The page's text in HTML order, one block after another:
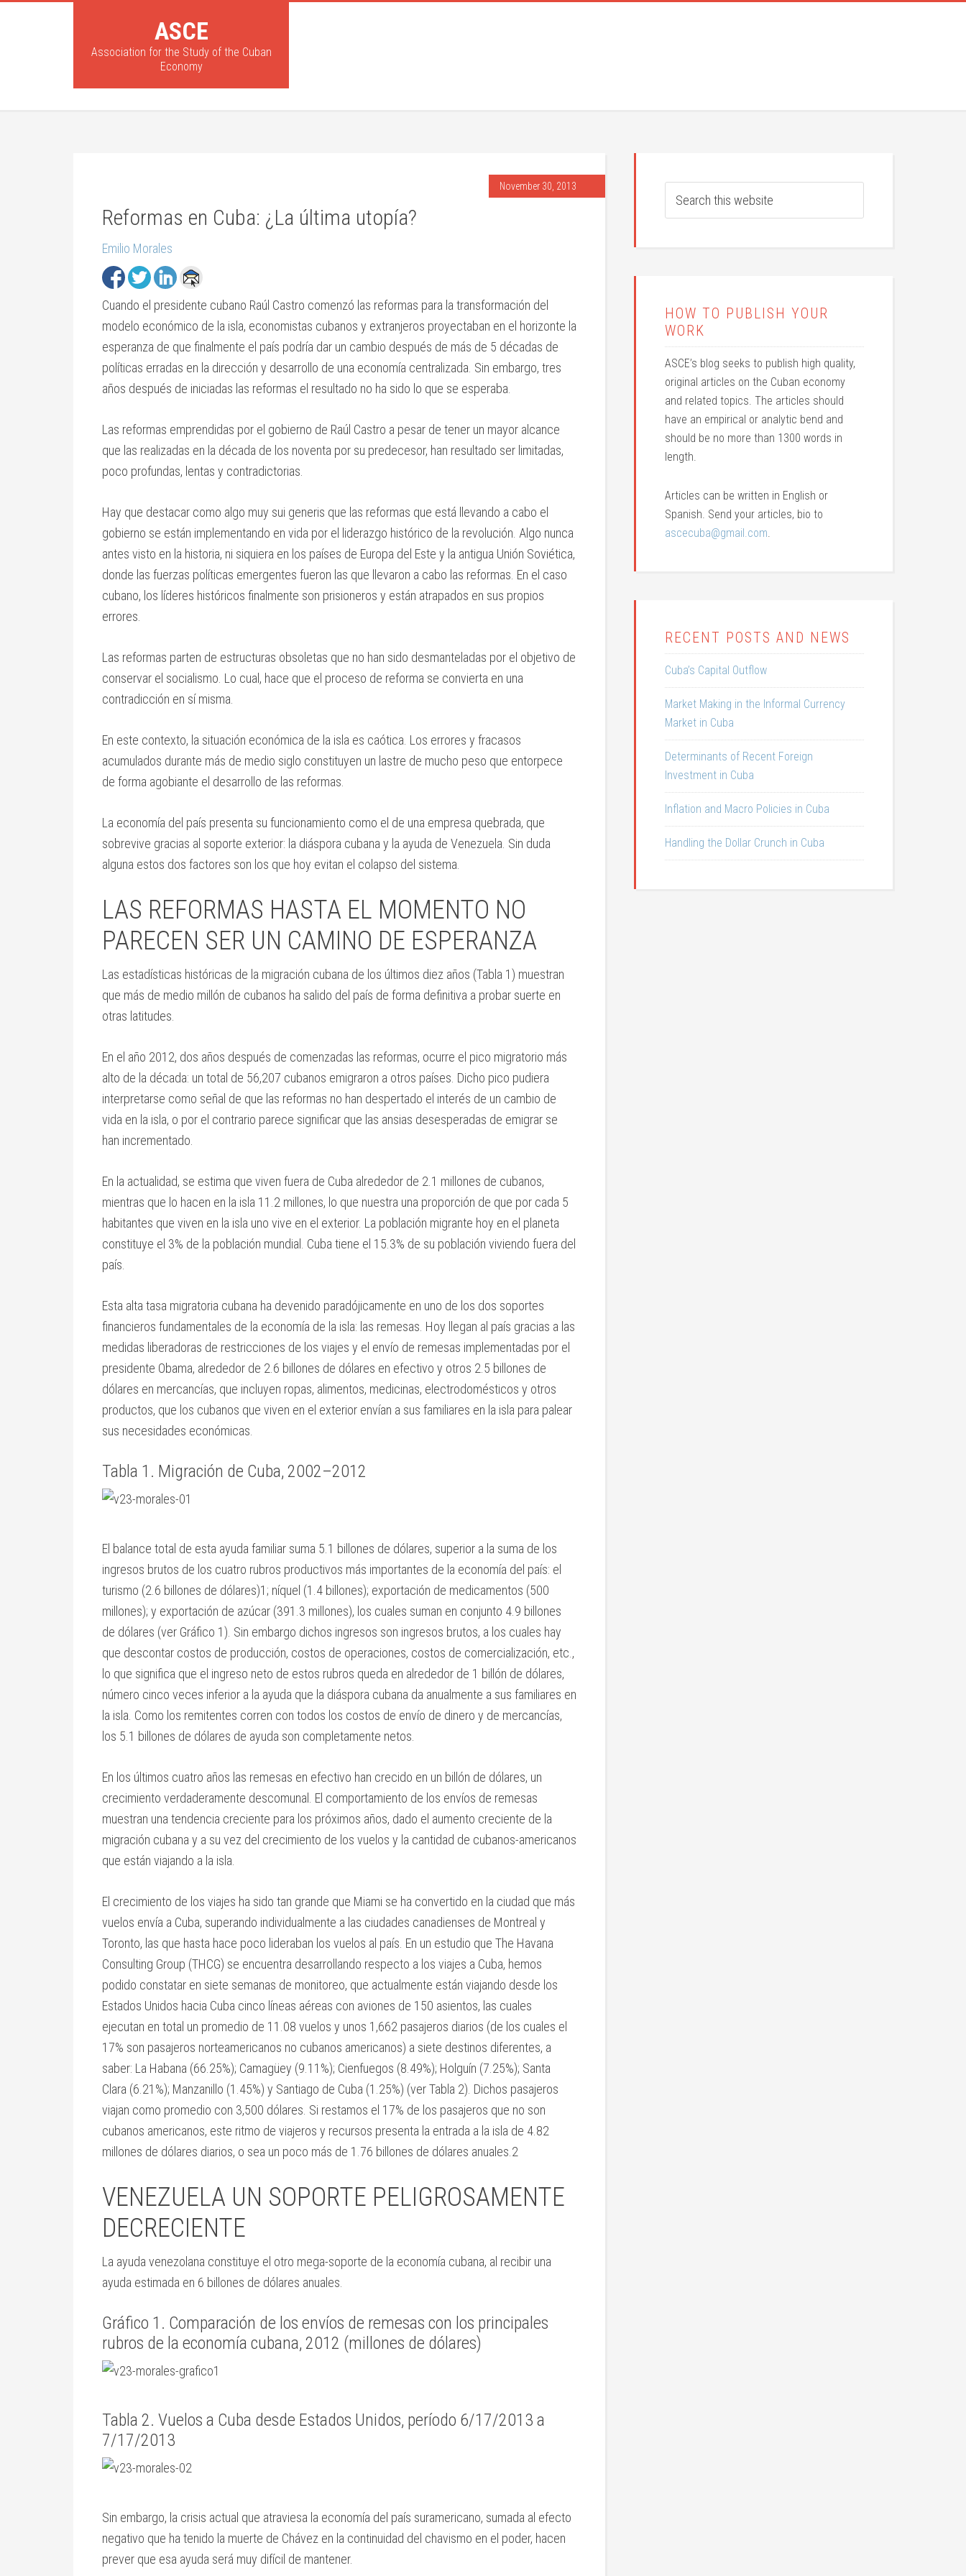
ASCE
Association for the Study of the Cuban
Economy
November 30, 2013
Reformas en Cuba: ¿La última utopía?
Emilio Morales
Cuando el presidente cubano Raúl Castro comenzó las reformas para la transformación del
modelo económico de la isla, economistas cubanos y extranjeros proyectaban en el horizonte la
esperanza de que finalmente el país podría dar un cambio después de más de 5 décadas de
políticas erradas en la dirección y desarrollo de una economía centralizada. Sin embargo, tres
años después de iniciadas las reformas el resultado no ha sido lo que se esperaba.
Las reformas emprendidas por el gobierno de Raúl Castro a pesar de tener un mayor alcance
que las realizadas en la década de los noventa por su predecesor, han resultado ser limitadas,
poco profundas, lentas y contradictorias.
Hay que destacar como algo muy sui generis que las reformas que está llevando a cabo el
gobierno se están implementando en vida por el liderazgo histórico de la revolución. Algo nunca
antes visto en la historia, ni siquiera en los países de Europa del Este y la antigua Unión Soviética,
donde las fuerzas políticas emergentes fueron las que llevaron a cabo las reformas. En el caso
cubano, los líderes históricos finalmente son prisioneros y están atrapados en sus propios
errores.
Las reformas parten de estructuras obsoletas que no han sido desmanteladas por el objetivo de
conservar el socialismo. Lo cual, hace que el proceso de reforma se convierta en una
contradicción en sí misma.
En este contexto, la situación económica de la isla es caótica. Los errores y fracasos
acumulados durante más de medio siglo constituyen un lastre de mucho peso que entorpece
de forma agobiante el desarrollo de las reformas.
La economía del país presenta su funcionamiento como el de una empresa quebrada, que
sobrevive gracias al soporte exterior: la diáspora cubana y la ayuda de Venezuela. Sin duda
alguna estos dos factores son los que hoy evitan el colapso del sistema.
LAS REFORMAS HASTA EL MOMENTO NO
PARECEN SER UN CAMINO DE ESPERANZA
Las estadísticas históricas de la migración cubana de los últimos diez años (Tabla 1) muestran
que más de medio millón de cubanos ha salido del país de forma definitiva a probar suerte en
otras latitudes.
En el año 2012, dos años después de comenzadas las reformas, ocurre el pico migratorio más
alto de la década: un total de 56,207 cubanos emigraron a otros países. Dicho pico pudiera
interpretarse como señal de que las reformas no han despertado el interés de un cambio de
vida en la isla, o por el contrario parece significar que las ansias desesperadas de emigrar se
han incrementado.
En la actualidad, se estima que viven fuera de Cuba alrededor de 2.1 millones de cubanos,
mientras que lo hacen en la isla 11.2 millones, lo que nuestra una proporción de que por cada 5
habitantes que viven en la isla uno vive en el exterior. La población migrante hoy en el planeta
constituye el 3% de la población mundial. Cuba tiene el 15.3% de su población viviendo fuera del
país.
Esta alta tasa migratoria cubana ha devenido paradójicamente en uno de los dos soportes
financieros fundamentales de la economía de la isla: las remesas. Hoy llegan al país gracias a las
medidas liberadoras de restricciones de los viajes y el envío de remesas implementadas por el
presidente Obama, alrededor de 2.6 billones de dólares en efectivo y otros 2.5 billones de
dólares en mercancías, que incluyen ropas, alimentos, medicinas, electrodomésticos y otros
productos, que los cubanos que viven en el exterior envían a sus familiares en la isla para palear
sus necesidades económicas.
Tabla 1. Migración de Cuba, 2002–2012
El balance total de esta ayuda familiar suma 5.1 billones de dólares, superior a la suma de los
ingresos brutos de los cuatro rubros productivos más importantes de la economía del país: el
turismo (2.6 billones de dólares)1; níquel (1.4 billones); exportación de medicamentos (500
millones); y exportación de azúcar (391.3 millones), los cuales suman en conjunto 4.9 billones
de dólares (ver Gráfico 1). Sin embargo dichos ingresos son ingresos brutos, a los cuales hay
que descontar costos de producción, costos de operaciones, costos de comercialización, etc.,
lo que significa que el ingreso neto de estos rubros queda en alrededor de 1 billón de dólares,
número cinco veces inferior a la ayuda que la diáspora cubana da anualmente a sus familiares en
la isla. Como los remitentes corren con todos los costos de envío de dinero y de mercancías,
los 5.1 billones de dólares de ayuda son completamente netos.
En los últimos cuatro años las remesas en efectivo han crecido en un billón de dólares, un
crecimiento verdaderamente descomunal. El comportamiento de los envíos de remesas
muestran una tendencia creciente para los próximos años, dado el aumento creciente de la
migración cubana y a su vez del crecimiento de los vuelos y la cantidad de cubanos-americanos
que están viajando a la isla.
El crecimiento de los viajes ha sido tan grande que Miami se ha convertido en la ciudad que más
vuelos envía a Cuba, superando individualmente a las ciudades canadienses de Montreal y
Toronto, las que hasta hace poco lideraban los vuelos al país. En un estudio que The Havana
Consulting Group (THCG) se encuentra desarrollando respecto a los viajes a Cuba, hemos
podido constatar en siete semanas de monitoreo, que actualmente están viajando desde los
Estados Unidos hacia Cuba cinco líneas aéreas con aviones de 150 asientos, las cuales
ejecutan en total un promedio de 11.08 vuelos y unos 1,662 pasajeros diarios (de los cuales el
17% son pasajeros norteamericanos no cubanos americanos) a siete destinos diferentes, a
saber: La Habana (66.25%); Camagüey (9.11%); Cienfuegos (8.49%); Holguín (7.25%); Santa
Clara (6.21%); Manzanillo (1.45%) y Santiago de Cuba (1.25%) (ver Tabla 2). Dichos pasajeros
viajan como promedio con 3,500 dólares. Si restamos el 17% de los pasajeros que no son
cubanos americanos, este ritmo de viajeros y recursos presenta la entrada a la isla de 4.82
millones de dólares diarios, o sea un poco más de 1.76 billones de dólares anuales.2
VENEZUELA UN SOPORTE PELIGROSAMENTE
DECRECIENTE
La ayuda venezolana constituye el otro mega-soporte de la economía cubana, al recibir una
ayuda estimada en 6 billones de dólares anuales.
Gráfico 1. Comparación de los envíos de remesas con los principales
rubros de la economía cubana, 2012 (millones de dólares)
Tabla 2. Vuelos a Cuba desde Estados Unidos, período 6/17/2013 a
7/17/2013
Sin embargo, la crisis actual que atraviesa la economía del país suramericano, sumada al efecto
negativo que ha tenido la muerte de Chávez en la continuidad del chavismo en el poder, hacen
prever que esa ayuda será muy difícil de mantener.
HOW TO PUBLISH YOUR
WORK
ASCE’s blog seeks to publish high quality,
original articles on the Cuban economy
and related topics. The articles should
have an empirical or analytic bend and
should be no more than 1300 words in
length.
Articles can be written in English or
Spanish. Send your articles, bio to
ascecuba@gmail.com.
RECENT POSTS AND NEWS
Cuba’s Capital Outflow
Market Making in the Informal Currency
Market in Cuba
Determinants of Recent Foreign
Investment in Cuba
Inflation and Macro Policies in Cuba
Handling the Dollar Crunch in Cuba